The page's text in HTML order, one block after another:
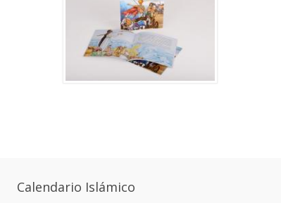
Calendario Islámico